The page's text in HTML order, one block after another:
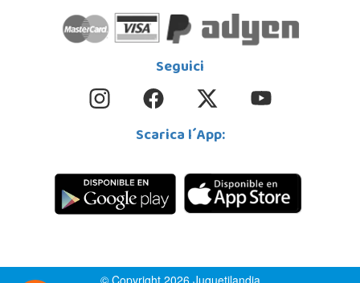
Seguici
Scarica l´App:
© Copyright 2026 Juguetilandia